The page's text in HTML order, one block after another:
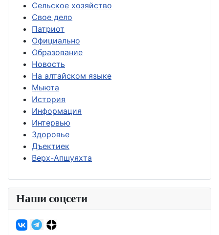
Сельское хозяйство
Свое дело
Патриот
Официально
Образование
Новость
На алтайском языке
Мыюта
История
Информация
Интервью
Здоровье
Дъектиек
Верх-Апшуяхта
Наши соцсети